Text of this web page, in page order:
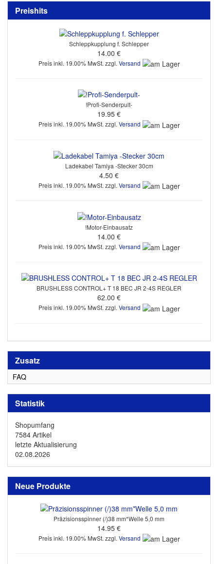
Preishits
Schleppkupplung f. Schlepper
14.00 €
Preis inkl. 19.00% MwSt. zzgl. Versand
!Profi-Senderpult-
19.95 €
Preis inkl. 19.00% MwSt. zzgl. Versand
Ladekabel Tamiya -Stecker 30cm
4.50 €
Preis inkl. 19.00% MwSt. zzgl. Versand
!Motor-Einbausatz
14.00 €
Preis inkl. 19.00% MwSt. zzgl. Versand
BRUSHLESS CONTROL+ T 18 BEC JR 2-4S REGLER
62.00 €
Preis inkl. 19.00% MwSt. zzgl. Versand
Zusatz
FAQ
Statistik
Shopumfang
7584 Artikel
letzte Aktualisierung
02.08.2026
Neue Produkte
Präzisionsspinner (/)38 mm*Welle 5,0 mm
14.95 €
Preis inkl. 19.00% MwSt. zzgl. Versand